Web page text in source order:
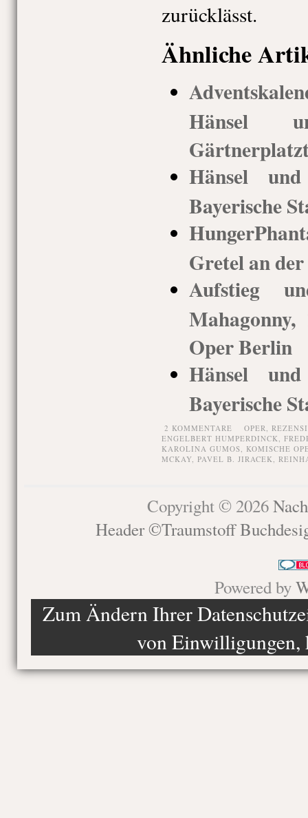
zurücklässt.
Ähnliche
Hänsel
Hänsel
Bayerische
Gretel an
Aufstieg
Mahagonny,
Oper Berlin
Hänsel
Bayerische
2 KOMMENTARE OPER,
ENGELBERT HUMPERDINCK,
KAROLINA GUMOS, KOMISCHE
MCKAY, PAVEL B. JIRACEK,
Copyright © 2026
Header ©Traumstoff
Powered by
Zum Ändern Ihrer
von